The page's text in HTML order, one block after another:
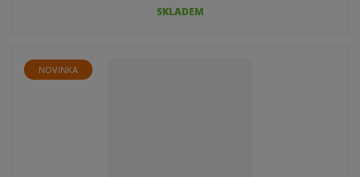
SKLADEM
NOVINKA